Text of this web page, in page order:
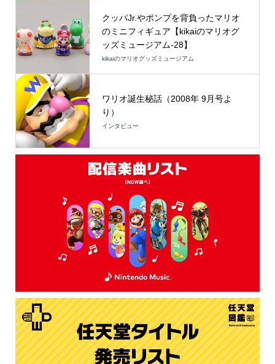
クッパJr.やポンプを背負ったマリオ
のミニフィギュア【kikaiのマリオグ
ッズミュージアム-28】
kikaiのマリオグッズミュージアム
ワリオ誕生秘話（2008年 9月号よ
り）
インタビュー